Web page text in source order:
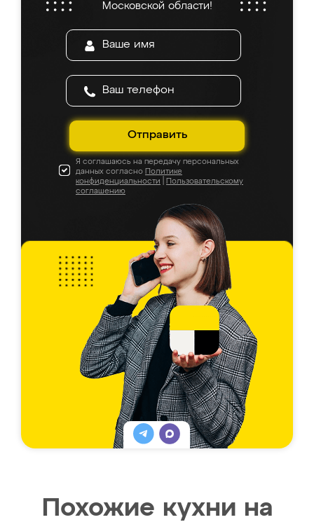
Московской области!
Отправить
Я соглашаюсь на передачу персональных
данных согласно Политике
конфиденциальности
Пользовательскому
соглашению
Похожие кухни на